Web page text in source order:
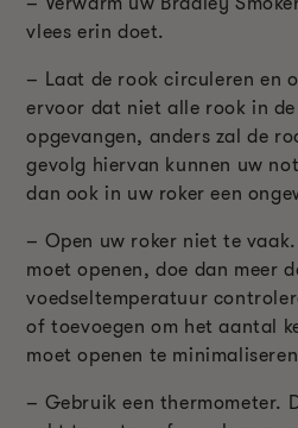
vlees erin doet.
– Laat de rook circuleren en
ervoor dat niet alle rook in
opgevangen, anders zal de
gevolg hiervan kunnen uw
dan ook in uw roker een
– Open uw roker niet te
moet openen, doe dan meer
voedseltemperatuur
of toevoegen om het aantal
moet openen te
– Gebruik een thermometer.